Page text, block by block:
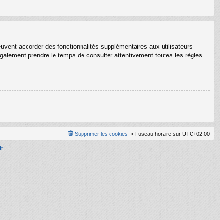
accorder des fonctionnalités supplémentaires aux utilisateurs
prendre le temps de consulter attentivement toutes les règles
Fuseau horaire sur UTC+02:00
Supprimer les cookies